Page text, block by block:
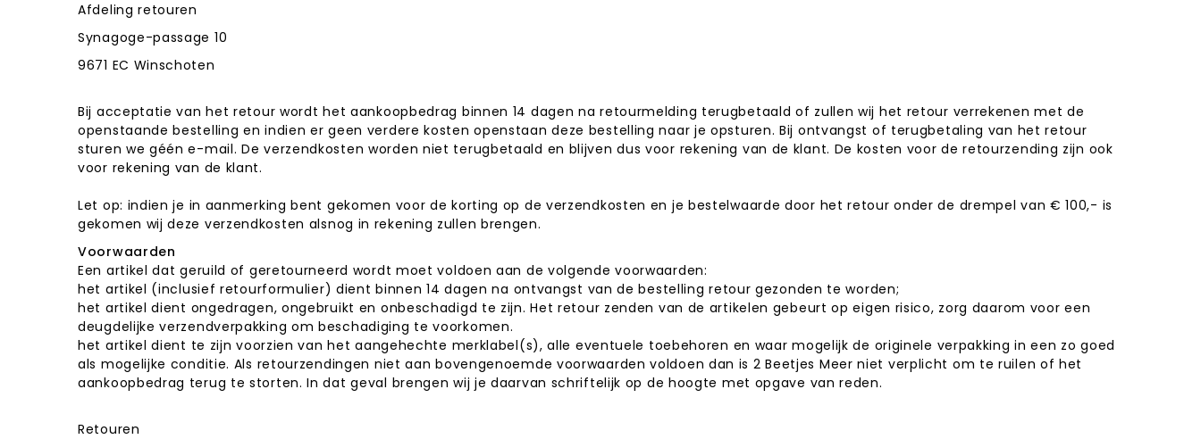
Afdeling retouren
Synagoge-passage 10
9671 EC Winschoten
Bij acceptatie van het retour wordt het aankoopbedrag binnen 14 dagen na retourmelding terugbetaald of zullen wij het retour verrekenen met de
openstaande bestelling en indien er geen verdere kosten openstaan deze bestelling naar je opsturen. Bij ontvangst of terugbetaling van het retour
sturen we géén e-mail. De verzendkosten worden niet terugbetaald en blijven dus voor rekening van de klant. De kosten voor de retourzending zijn ook
voor rekening van de klant.
Let op: indien je in aanmerking bent gekomen voor de korting op de verzendkosten en je bestelwaarde door het retour onder de drempel van € 100,- is
gekomen wij deze verzendkosten alsnog in rekening zullen brengen.
Voorwaarden
Een artikel dat geruild of geretourneerd wordt moet voldoen aan de volgende voorwaarden:
het artikel (inclusief retourformulier) dient binnen 14 dagen na ontvangst van de bestelling retour gezonden te worden;
het artikel dient ongedragen, ongebruikt en onbeschadigd te zijn. Het retour zenden van de artikelen gebeurt op eigen risico, zorg daarom voor een
deugdelijke verzendverpakking om beschadiging te voorkomen.
het artikel dient te zijn voorzien van het aangehechte merklabel(s), alle eventuele toebehoren en waar mogelijk de originele verpakking in een zo goed
als mogelijke conditie. Als retourzendingen niet aan bovengenoemde voorwaarden voldoen dan is 2 Beetjes Meer niet verplicht om te ruilen of het
aankoopbedrag terug te storten. In dat geval brengen wij je daarvan schriftelijk op de hoogte met opgave van reden.​
Retouren